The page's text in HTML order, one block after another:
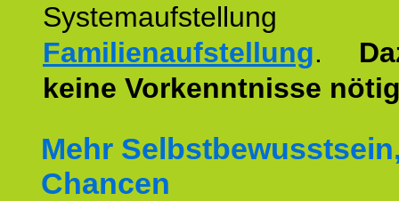
Familienaufstellung.
keine Vorkenntnisse
Mehr
Chancen